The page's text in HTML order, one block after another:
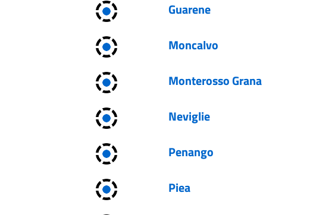
Guarene
Moncalvo
Monterosso Grana
Neviglie
Penango
Piea